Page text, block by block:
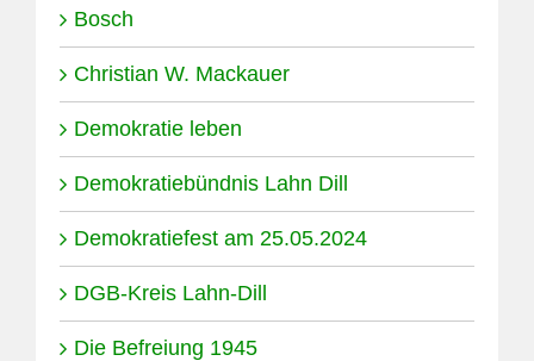
Bosch
Christian W. Mackauer
Demokratie leben
Demokratiebündnis Lahn Dill
Demokratiefest am 25.05.2024
DGB-Kreis Lahn-Dill
Die Befreiung 1945